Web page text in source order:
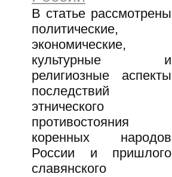
В статье рассмотрены
политические,
экономические,
культурные и
религиозные аспекты
последствий
этнического
противостояния
коренных народов
России и пришлого
славянского